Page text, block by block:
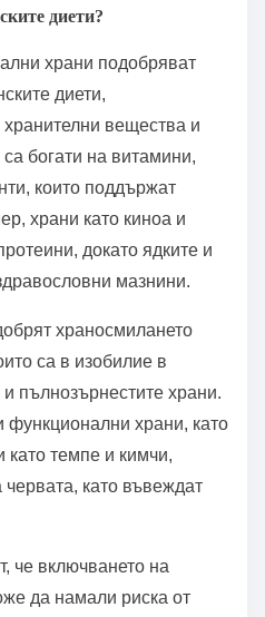
диети?
храни подобряват
диети,
вещества и
богати на витамини,
които поддържат
храни като киноа и
докато ядките и
мазнини.
храносмилането
са в изобилие в
пълнозърнестите храни.
храни, като
темпе и кимчи,
като въвеждат
че включването на
да намали риска от